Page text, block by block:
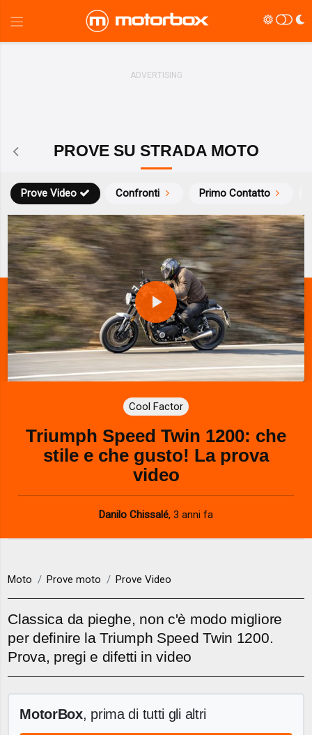
PROVE SU STRADA MOTO
Prove Video Confronti Primo Contatto
P
l
a
y
V
i
d
e
Cool Factor
Triumph Speed Twin 1200: che
stile e che gusto! La prova
video
Danilo Chissalé, 3 anni fa
Moto Prove moto Prove Video
Classica da pieghe, non c'è modo migliore
per definire la Triumph Speed Twin 1200.
Prova, pregi e difetti in video
MotorBox, prima di tutti gli altri